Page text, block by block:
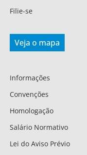
Filie-se
Veja o mapa
Informações
Convenções
Homologação
Salário Normativo
Lei do Aviso Prévio